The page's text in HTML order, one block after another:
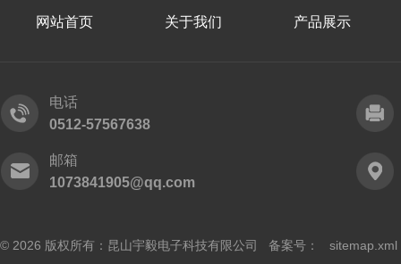
网站首页 关于我们 产品展示
电话
0512-57567638
邮箱
1073841905@qq.com
© 2026 版权所有：昆山宇毅电子科技有限公司 备案号： sitemap.xml